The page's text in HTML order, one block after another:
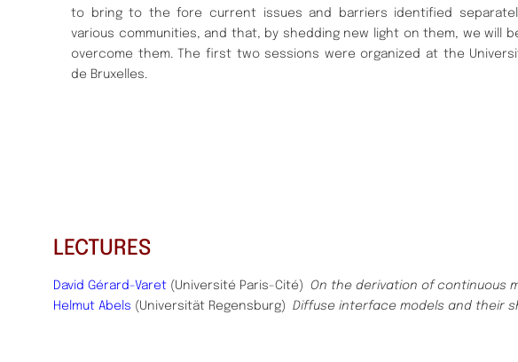
to bring to the fore current issues and barriers identified
various communities, and that, by shedding new light on them, we will
overcome them. The first two sessions were organized at the
de Bruxelles.
LECTURES
David Gérard-Varet (Université Paris-Cité) On the derivation of continuous
Helmut Abels (Universität Regensburg) Diffuse interface models and their